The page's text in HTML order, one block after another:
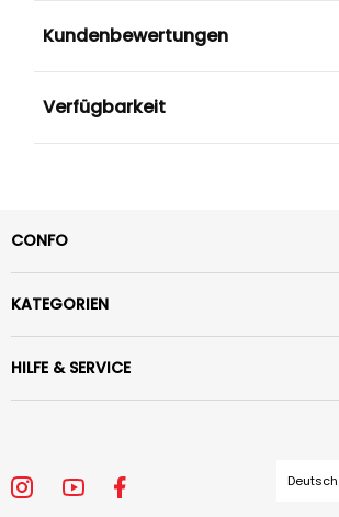
Kundenbewertungen
Verfügbarkeit
CONFO
KATEGORIEN
HILFE & SERVICE
Deutsch